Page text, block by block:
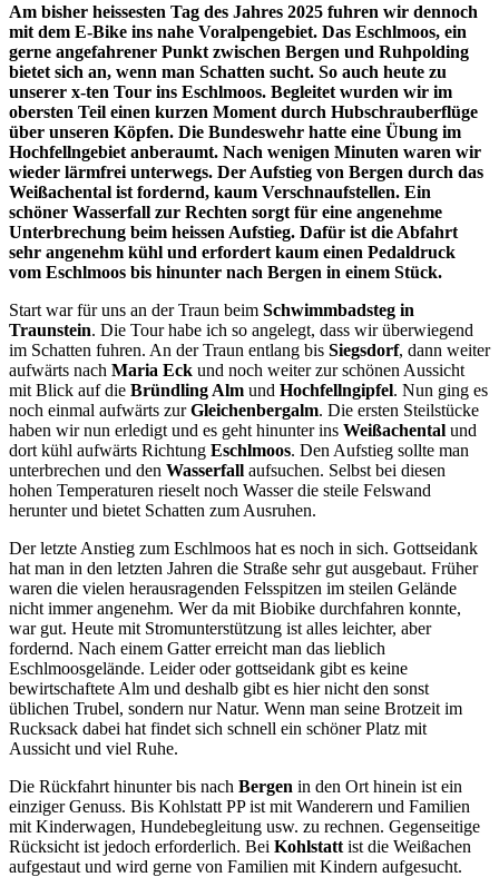
Am bisher heissesten Tag des Jahres 2025 fuhren wir dennoch
mit dem E-Bike ins nahe Voralpengebiet. Das Eschlmoos, ein
gerne angefahrener Punkt zwischen Bergen und Ruhpolding
bietet sich an, wenn man Schatten sucht. So auch heute zu
unserer x-ten Tour ins Eschlmoos. Begleitet wurden wir im
obersten Teil einen kurzen Moment durch Hubschrauberflüge
über unseren Köpfen. Die Bundeswehr hatte eine Übung im
Hochfellngebiet anberaumt. Nach wenigen Minuten waren wir
wieder lärmfrei unterwegs. Der Aufstieg von Bergen durch das
Weißachental ist fordernd, kaum Verschnaufstellen. Ein
schöner Wasserfall zur Rechten sorgt für eine angenehme
Unterbrechung beim heissen Aufstieg. Dafür ist die Abfahrt
sehr angenehm kühl und erfordert kaum einen Pedaldruck
vom Eschlmoos bis hinunter nach Bergen in einem Stück.
Start war für uns an der Traun beim Schwimmbadsteg in
Traunstein. Die Tour habe ich so angelegt, dass wir überwiegend
im Schatten fuhren. An der Traun entlang bis Siegsdorf, dann weiter
aufwärts nach Maria Eck und noch weiter zur schönen Aussicht
mit Blick auf die Bründling Alm und Hochfellngipfel. Nun ging es
noch einmal aufwärts zurGleichenbergalm. Die ersten Steilstücke
haben wir nun erledigt und es geht hinunter ins Weißachental und
dort kühl aufwärts Richtung Eschlmoos. Den Aufstieg sollte man
unterbrechen und den Wasserfall aufsuchen. Selbst bei diesen
hohen Temperaturen rieselt noch Wasser die steile Felswand
herunter und bietet Schatten zum Ausruhen.
Der letzte Anstieg zum Eschlmoos hat es noch in sich. Gottseidank
hat man in den letzten Jahren die Straße sehr gut ausgebaut. Früher
waren die vielen herausragenden Felsspitzen im steilen Gelände
nicht immer angenehm. Wer da mit Biobike durchfahren konnte,
war gut. Heute mit Stromunterstützung ist alles leichter, aber
fordernd. Nach einem Gatter erreicht man das lieblich
Eschlmoosgelände. Leider oder gottseidank gibt es keine
bewirtschaftete Alm und deshalb gibt es hier nicht den sonst
üblichen Trubel, sondern nur Natur. Wenn man seine Brotzeit im
Rucksack dabei hat findet sich schnell ein schöner Platz mit
Aussicht und viel Ruhe.
Die Rückfahrt hinunter bis nach Bergen in den Ort hinein ist ein
einziger Genuss. Bis Kohlstatt PP ist mit Wanderern und Familien
mit Kinderwagen, Hundebegleitung usw. zu rechnen. Gegenseitige
Rücksicht ist jedoch erforderlich. Bei Kohlstatt ist die Weißachen
aufgestaut und wird gerne von Familien mit Kindern aufgesucht.